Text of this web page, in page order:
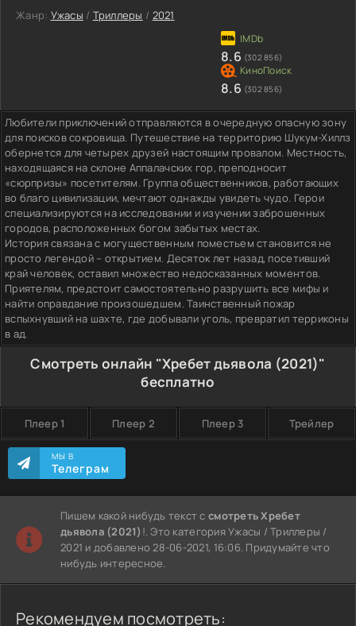
Жанр: Ужасы / Триллеры / 2021
8.6 (302 856)
8.6 (302 856)
Любители приключений отправляются в очередную опасную зону
для поисков сокровища. Путешествие на территорию Шукум-Хиллз
обернется для четырех друзей настоящим провалом. Местность,
находящаяся на склоне Аппалачских гор, преподносит
«сюрпризы» посетителям. Группа общественников, работающих
во благо цивилизации, мечтают однажды увидеть чудо. Герои
специализируются на исследовании и изучении заброшенных
городов, расположенных богом забытых местах.
История связана с могущественным поместьем становится не
просто легендой – открытием. Десяток лет назад, посетивший
край человек, оставил множество недосказанных моментов.
Приятелям, предстоит самостоятельно разрушить все мифы и
найти оправдание произошедшем. Таинственный пожар
вспыхнувший на шахте, где добывали уголь, превратил терриконы
в ад.
Смотреть онлайн "Хребет дьявола (2021)"
бесплатно
Плеер 1 Плеер 2 Плеер 3 Трейлер
МЫ В
Телеграм
Пишем какой нибудь текст ссмотреть Хребет
дьявола (2021) !. Это категория Ужасы / Триллеры /
2021 и добавлено 28-06-2021, 16:06. Придумайте что
нибудь интересное.
Рекомендуем посмотреть: